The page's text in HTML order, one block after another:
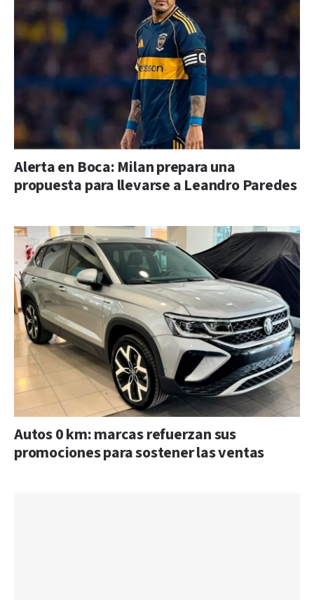
Alerta en Boca: Milan prepara una
propuesta para llevarse a Leandro Paredes
Autos 0 km: marcas refuerzan sus
promociones para sostener las ventas